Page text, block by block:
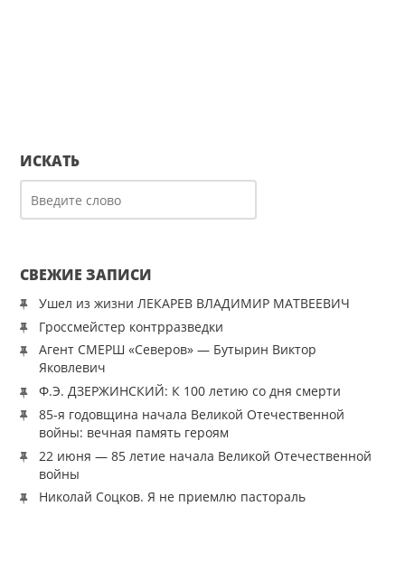
ИСКАТЬ
СВЕЖИЕ ЗАПИСИ
Ушел из жизни ЛЕКАРЕВ ВЛАДИМИР МАТВЕЕВИЧ
Гроссмейстер контрразведки
Агент СМЕРШ «Северов» — Бутырин Виктор
Яковлевич
Ф.Э. ДЗЕРЖИНСКИЙ: К 100 летию со дня смерти
85-я годовщина начала Великой Отечественной
войны: вечная память героям
22 июня — 85 летие начала Великой Отечественной
войны
Николай Соцков. Я не приемлю пастораль